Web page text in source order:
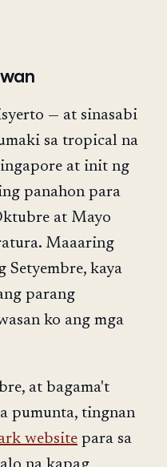
— at sinasabi
sa tropical na
at init ng
panahon para
at Mayo
Maaaring
Setyembre, kaya
parang
ko ang mga
at bagama't
pumunta, tingnan
website para sa